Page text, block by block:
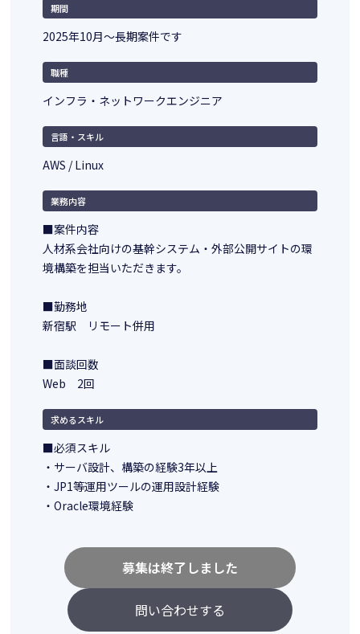
期間
2025年10月～長期案件です
職種
インフラ・ネットワークエンジニア
言語・スキル
AWS / Linux
業務内容
■案件内容
人材系会社向けの基幹システム・外部公開サイトの環
境構築を担当いただきます。
■勤務地
新宿駅 リモート併用
■面談回数
Web 2回
求めるスキル
■必須スキル
・サーバ設計、構築の経験3年以上
・JP1等運用ツールの運用設計経験
・Oracle環境経験
問い合わせする
募集は終了しました